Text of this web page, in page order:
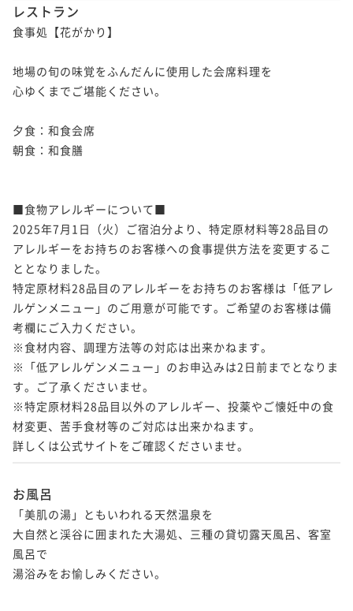
レストラン
食事処【花がかり】
地場の旬の味覚をふんだんに使用した会席料理を
心ゆくまでご堪能ください。
夕食：和食会席
朝食：和食膳
■食物アレルギーについて■
2025年7月1日（火）ご宿泊分より、特定原材料等28品目の
アレルギーをお持ちのお客様への食事提供方法を変更するこ
ととなりました。
特定原材料28品目のアレルギーをお持ちのお客様は「低アレ
ルゲンメニュー」のご用意が可能です。ご希望のお客様は備
考欄にご入力ください。
※食材内容、調理方法等の対応は出来かねます。
※「低アレルゲンメニュー」のお申込みは2日前までとなりま
す。ご了承くださいませ。
※特定原材料28品目以外のアレルギー、投薬やご懐妊中の食
材変更、苦手食材等のご対応は出来かねます。
詳しくは公式サイトをご確認くださいませ。
お風呂
「美肌の湯」ともいわれる天然温泉を
大自然と渓谷に囲まれた大湯処、三種の貸切露天風呂、客室
風呂で
湯浴みをお愉しみください。